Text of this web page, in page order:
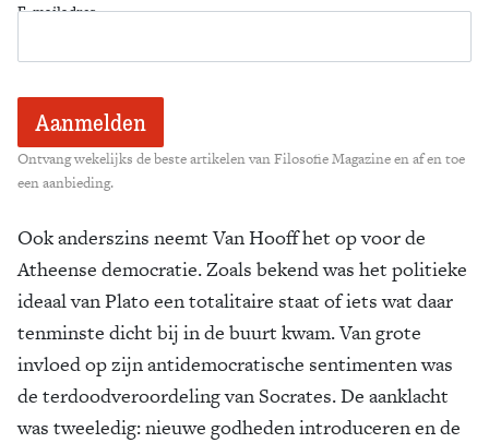
E-mailadres
Ontvang wekelijks de beste artikelen van Filosofie Magazine en af en toe
een aanbieding.
Ook anderszins neemt Van Hooff het op voor de
Atheense democratie. Zoals bekend was het politieke
ideaal van Plato een totalitaire staat of iets wat daar
tenminste dicht bij in de buurt kwam. Van grote
invloed op zijn antidemocratische sentimenten was
de terdoodveroordeling van Socrates. De aanklacht
was tweeledig: nieuwe godheden introduceren en de